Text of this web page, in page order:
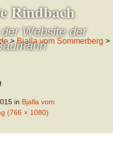
Rindbach
Website dernach:
>Bjalla vom Sommerberg >
in Bjalla vom
(766 × 1080)